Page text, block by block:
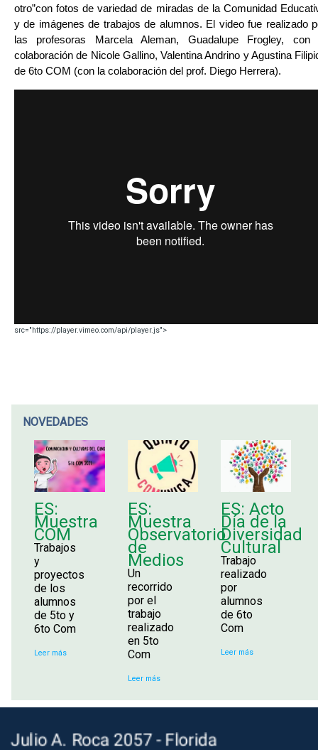
otro”con fotos de variedad de miradas de la Comunidad
y de imágenes de trabajos de alumnos. El video fue realizado
las profesoras Marcela Aleman, Guadalupe Frogley, con
colaboración de Nicole Gallino, Valentina Andrino y Agustina
de 6to COM (con la colaboración del prof. Diego Herrera).
src="https://player.vimeo.com/api/player.js">
NOVEDADES
ES:
Muestra
COM
Trabajos
y
proyectos
de los
alumnos
de 5to y
6to Com
Leer más
ES:
Muestra
Observatorio
de
Medios
Un
recorrido
por el
trabajo
realizado
en 5to
Com
Leer más
ES: Acto
Día de la
Diversidad
Cultural
Trabajo
realizado
por
alumnos
de 6to
Com
Leer más